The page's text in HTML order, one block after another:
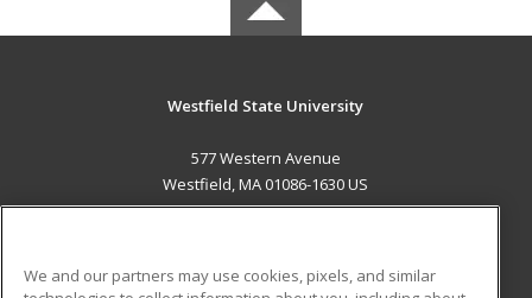
Westfield State University
577 Western Avenue
Westfield, MA 01086-1630 US
We and our partners may use cookies, pixels, and similar